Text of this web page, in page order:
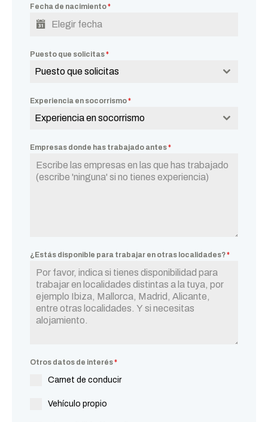
Fecha de nacimiento*
Puesto que solicitas*
Puesto que solicitas
Experiencia en socorrismo*
Experiencia en socorrismo
Empresas donde has trabajado antes*
¿Estás disponible para trabajar en otras localidades?*
Otros datos de interés*
Carnet de conducir
Vehículo propio